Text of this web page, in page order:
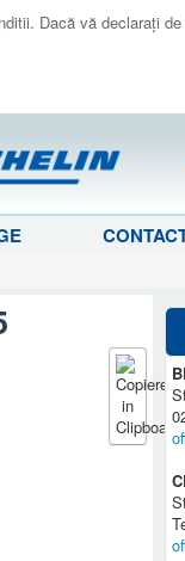
Dacă vă declaraţi